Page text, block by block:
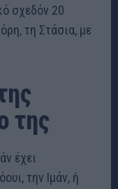
σχεδόν 20
τη Στάσια, με
της
έχει
την Ιμάν, ή